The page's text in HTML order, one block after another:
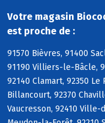
Votre magasin
est proche de :
91570 Bièvres, 91400
91190 Villiers-le-Bâcle,
92140 Clamart, 92350
Billancourt, 92370
Vaucresson, 92410 Ville-